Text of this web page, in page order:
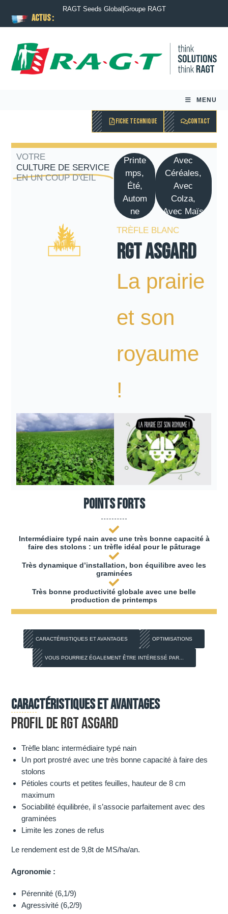
ACTUS :
RAGT Seeds Global Groupe RAGT
MENU
FICHE TECHNIQUE CONTACT
VOTRE
CULTURE DE SERVICE
EN UN COUP D'ŒIL
Printe
mps,
Été,
Autom
ne
Avec
Céréales,
Avec
Colza,
Avec Maïs
TRÈFLE BLANC
RGT ASGARD
La prairie
et son
royaume
!
Points forts
Intermédiaire typé nain avec une très bonne capacité à
faire des stolons : un trèfle idéal pour le pâturage
Très dynamique d’installation, bon équilibre avec les
graminées
Très bonne productivité globale avec une belle
production de printemps
CARACTÉRISTIQUES ET AVANTAGES OPTIMISATIONS
VOUS POURRIEZ ÉGALEMENT ÊTRE INTÉRESSÉ PAR...
Caractéristiques et avantages
PROFIL DE RGT ASGARD
Trèfle blanc intermédiaire typé nain
Un port prostré avec une très bonne capacité à faire des
stolons
Pétioles courts et petites feuilles, hauteur de 8 cm
maximum
Sociabilité équilibrée, il s’associe parfaitement avec des
graminées
Limite les zones de refus
Le rendement est de 9,8t de MS/ha/an.
Agronomie :
Pérennité (6,1/9)
Agressivité (6,2/9)